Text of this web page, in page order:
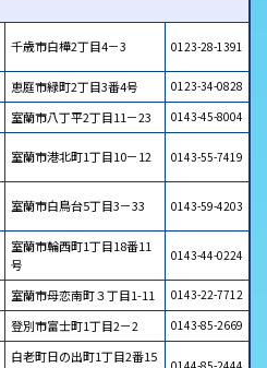
千歳市白樺2丁目4－3 0123-28-1391
恵庭市緑町2丁目3番4号 0123-34-0828
室蘭市八丁平2丁目11－23 0143-45-8004
室蘭市港北町1丁目10－12 0143-55-7419
室蘭市白鳥台5丁目3－33 0143-59-4203
室蘭市輪西町1丁目18番11
号
0143-44-0224
室蘭市母恋南町３丁目1-11 0143-22-7712
登別市富士町1丁目2－2 0143-85-2669
白老町日の出町1丁目2番15